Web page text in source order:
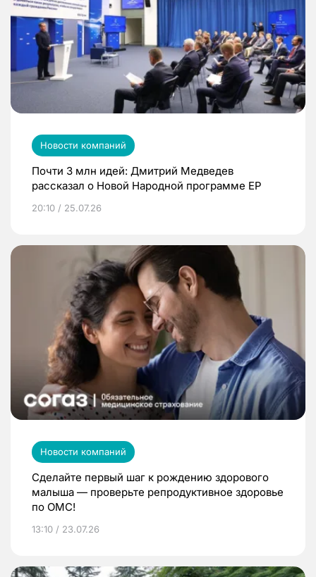
Новости компаний
Почти 3 млн идей: Дмитрий Медведев
рассказал о Новой Народной программе ЕР
20:10 / 25.07.26
Новости компаний
Сделайте первый шаг к рождению здорового
малыша — проверьте репродуктивное здоровье
по ОМС!
13:10 / 23.07.26